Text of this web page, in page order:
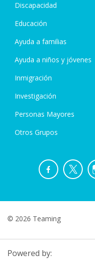
Discapacidad
Educación
Ayuda a familias
Ayuda a niños y jóvenes
Inmigración
Investigación
Personas Mayores
Otros Grupos
© 2026 Teaming
Powered by: